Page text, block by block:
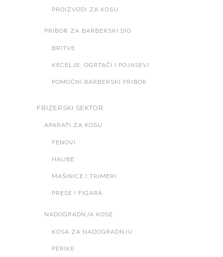
PROIZVODI ZA KOSU
PRIBOR ZA BARBERSKI DIO
BRITVE
KECELJE, OGRTAČI I POJASEVI
POMOĆNI BARBERSKI PRIBOR
FRIZERSKI SEKTOR
APARATI ZA KOSU
FENOVI
HAUBE
MAŠINICE I TRIMERI
PRESE I FIGARA
NADOGRADNJA KOSE
KOSA ZA NADOGRADNJU
PERIKE